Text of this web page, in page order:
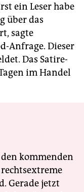
ein Leser habe
über das
sagte
Anfrage. Dieser
Das Satire-
im Handel
kommenden
Gerade jetzt